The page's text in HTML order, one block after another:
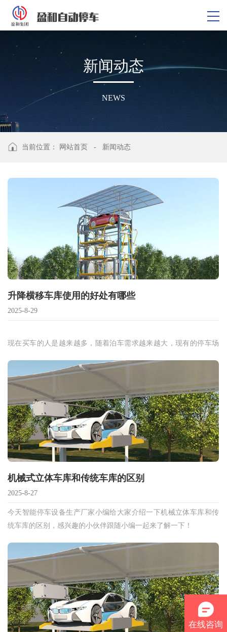
新闻动态
NEWS
当前位置： 网站首页 - 新闻动态
升降横移车库使用的好处有哪些
2025-8-29
现在买车的人是越来越多，随着泊车需求越来越大，现有的停车场
而有的则空闲很多位置。
机械式立体车库和传统车库的区别
2025-8-27
今天智能停车设备生产厂家小编给大家介绍一下机械立体车库和传
统车库的区别，感兴趣的小伙伴跟随小编一起来了解一下！
在线咨询